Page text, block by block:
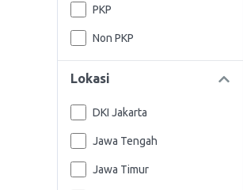
PKP
Non PKP
Lokasi
DKI Jakarta
Jawa Tengah
Jawa Timur